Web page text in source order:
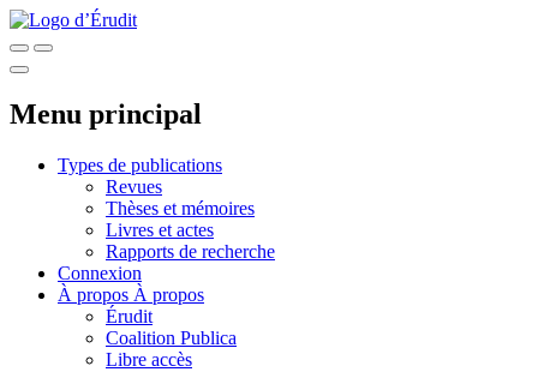
Menu principal
Types de publications
Revues
Thèses et mémoires
Livres et actes
Rapports de recherche
Connexion
À propos À propos
Érudit
Coalition Publica
Libre accès